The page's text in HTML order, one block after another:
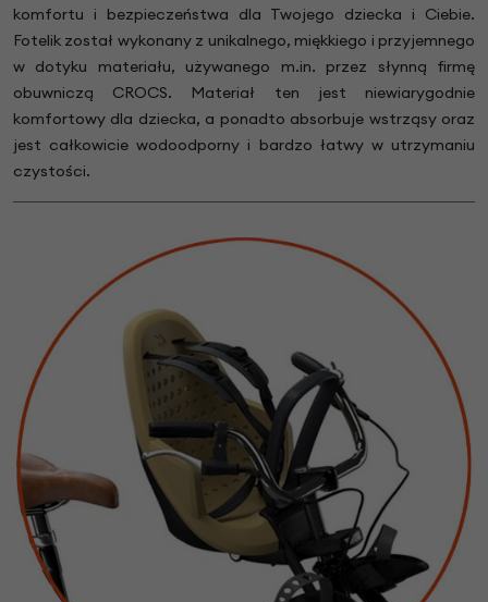
komfortu i bezpieczeństwa dla Twojego dziecka i Ciebie.
Fotelik został wykonany z unikalnego, miękkiego i przyjemnego
w dotyku materiału, używanego m.in. przez słynną firmę
obuwniczą CROCS. Materiał ten jest niewiarygodnie
komfortowy dla dziecka, a ponadto absorbuje wstrząsy oraz
jest całkowicie wodoodporny i bardzo łatwy w utrzymaniu
czystości.